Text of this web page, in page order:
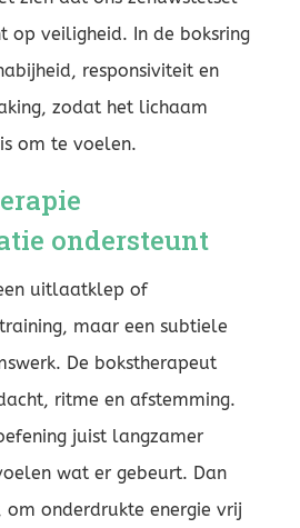
op veiligheid. In de boksring
responsiviteit en
zodat het lichaam
om te voelen.
ondersteunt
uitlaatklep of
maar een subtiele
De bokstherapeut
ritme en afstemming.
juist langzamer
wat er gebeurt. Dan
om onderdrukte energie vrij